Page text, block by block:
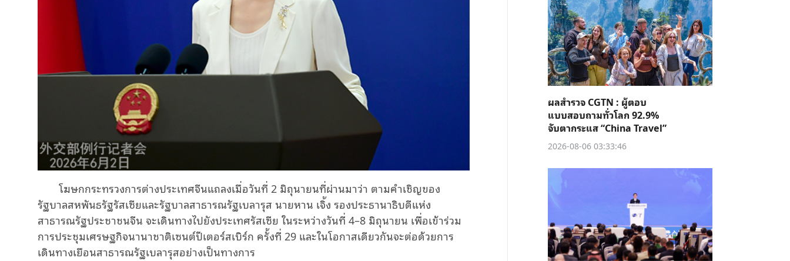
โฆษกกระทรวงการต่างประเทศจีนแถลงเมื่อวันที่ 2 มิถุนายนที่ผ่านมาว่า ตามคำเชิญของ
รัฐบาลสหพันธรัฐรัสเซียและรัฐบาลสาธารณรัฐเบลารุส นายหาน เจิ้ง รองประธานาธิบดีแห่ง
สาธารณรัฐประชาชนจีน จะเดินทางไปยังประเทศรัสเซีย ในระหว่างวันที่ 4–8 มิถุนายน เพื่อเข้าร่วม
การประชุมเศรษฐกิจนานาชาติเซนต์ปีเตอร์สเบิร์ก ครั้งที่ 29 และในโอกาสเดียวกันจะต่อด้วยการ
เดินทางเยือนสาธารณรัฐเบลารุสอย่างเป็นทางการ
ผลสำรวจ CGTN : ผู้ตอบ
แบบสอบถามทั่วโลก 92.9%
จับตากระแส “China Travel”
2026-08-06 03:33:46